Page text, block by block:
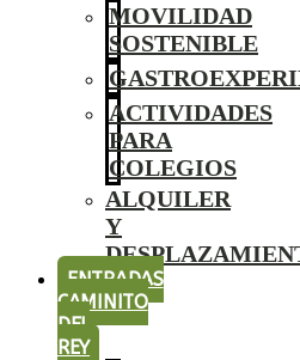
MOVILIDAD
SOSTENIBLE
ACTIVIDADES
PARA
COLEGIOS
ALQUILER
Y
ENTRADAS
CAMINITO
DEL
REY